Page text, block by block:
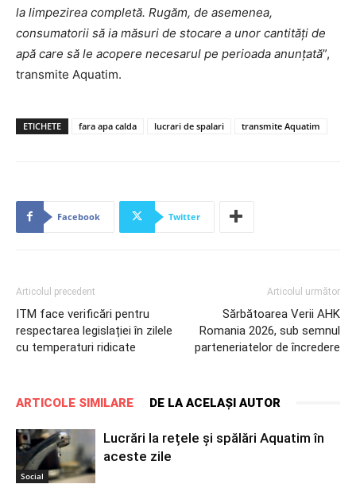
la limpezirea completă. Rugăm, de asemenea,
consumatorii să ia măsuri de stocare a unor cantități de
apă care să le acopere necesarul pe perioada anunțată”,
transmite Aquatim.
ETICHETE fara apa calda lucrari de spalari transmite Aquatim
Facebook Twitter
Articolul precedent
ITM face verificări pentru
respectarea legislației în zilele
cu temperaturi ridicate
Articolul următor
Sărbătoarea Verii AHK
Romania 2026, sub semnul
parteneriatelor de încredere
ARTICOLE SIMILARE DE LA ACELAȘI AUTOR
Social
Lucrări la rețele și spălări Aquatim în
aceste zile